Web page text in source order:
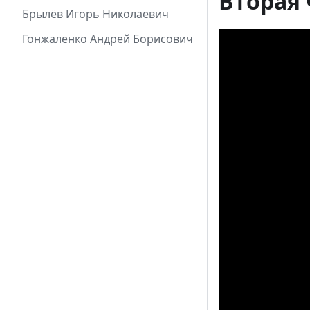
Брылёв Игорь Николаевич
Гонжаленко Андрей Борисович